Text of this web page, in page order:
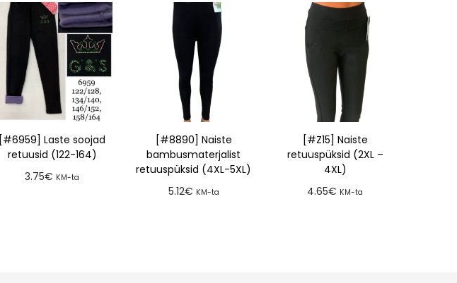
[#6959] Laste soojad
retuusid (122-164)
3.75€ KM-ta
[#8890] Naiste
bambusmaterjalist
retuuspüksid (4XL-5XL)
5.12€ KM-ta
[#Z15] Naiste
retuuspüksid (2XL –
4XL)
4.65€ KM-ta